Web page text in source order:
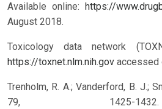
Available online:
https://
August 2018.
Toxicology data network
https://toxnet.nlm.nih.gov accessed
Trenholm, R. A.; Vanderford, B. J.;
79, 1425-